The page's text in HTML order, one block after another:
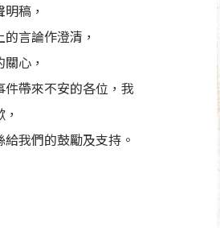
稿，
言論作澄清，
心，
件帶來不安的各位，我
我們的鼓勵及支持。